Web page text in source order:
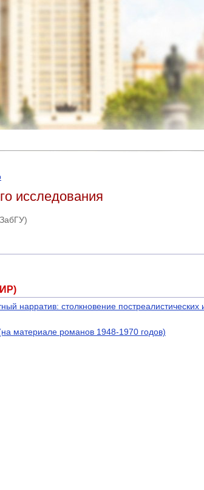
исследования
нарратив: столкновение постреалистических
материале романов 1948-1970 годов)